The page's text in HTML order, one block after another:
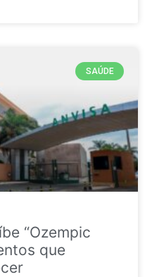
SAÚDE
“Ozempic
que